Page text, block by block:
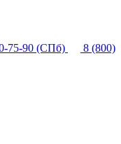
75-90 (СПб)
8 (800)